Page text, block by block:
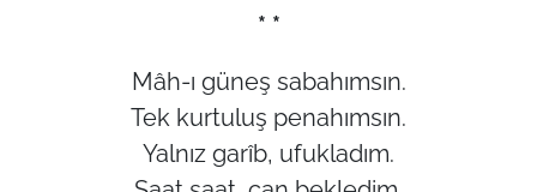
* *
Mâh-ı güneş sabahımsın.
Tek kurtuluş penahımsın.
Yalnız garîb, ufukladım.